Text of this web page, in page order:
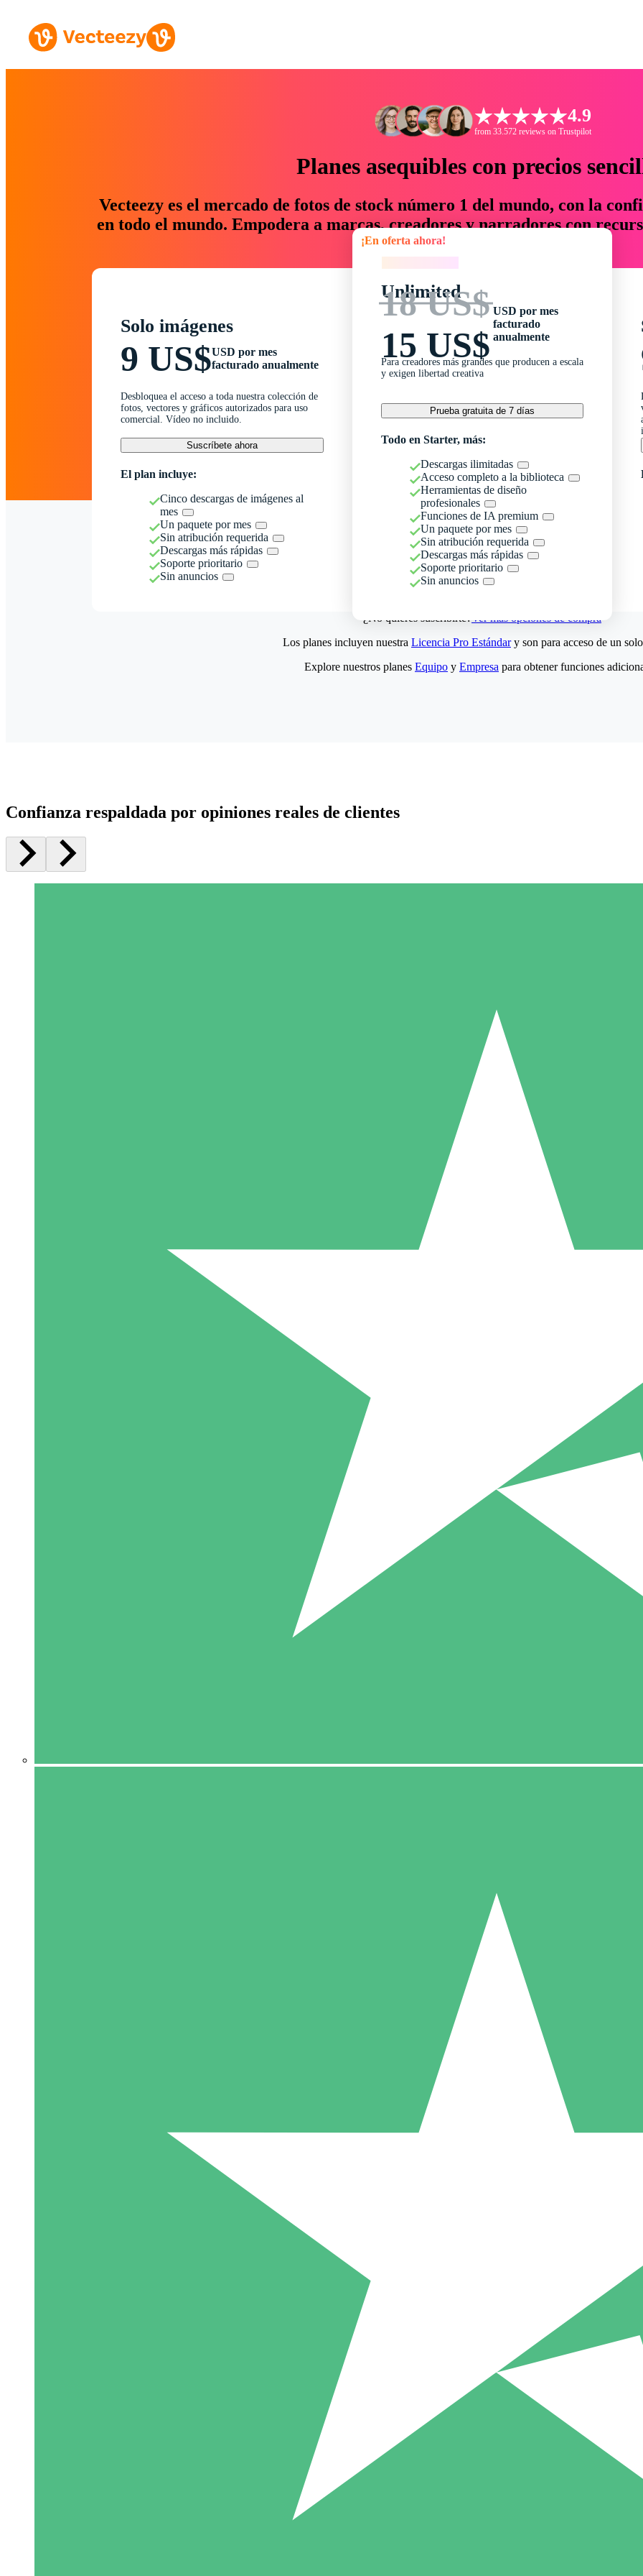
4.9
from 33.572 reviews on Trustpilot
Planes asequibles con precios
Vecteezy es el mercado de fotos de stock número 1 del mundo, con la
en todo el mundo. Empodera a marcas, creadores y narradores con
un 76 % en tiempo y presupuesto.
Solo imágenes
9 US$USD por mes
facturado anualmente
Desbloquea el acceso a toda nuestra colección de
fotos, vectores y gráficos autorizados para uso
comercial. Vídeo no incluido.
Suscríbete ahora
El plan incluye:
Cinco descargas de imágenes al
mes
Un paquete por mes
Sin atribución requerida
Descargas más rápidas
Soporte prioritario
Sin anuncios
¡En oferta ahora!
Unlimited
18 US$
15 US$
USD por mes
facturado
anualmente
Para creadores más grandes que producen a escala
y exigen libertad creativa
Prueba gratuita de 7 días
Todo en Starter, más:
Descargas ilimitadas
Acceso completo a la biblioteca
Herramientas de diseño
profesionales
Funciones de IA premium
Un paquete por mes
Sin atribución requerida
Descargas más rápidas
Soporte prioritario
Sin anuncios
¿No quieres suscribirte?Ver más opciones de compra
5 Descargas
15
Los planes incluyen nuestra Licencia Pro Estándary son para acceso de un
Explore nuestros planes Equipo y Empresa para obtener funciones
Confianza respaldada por opiniones reales de clientes